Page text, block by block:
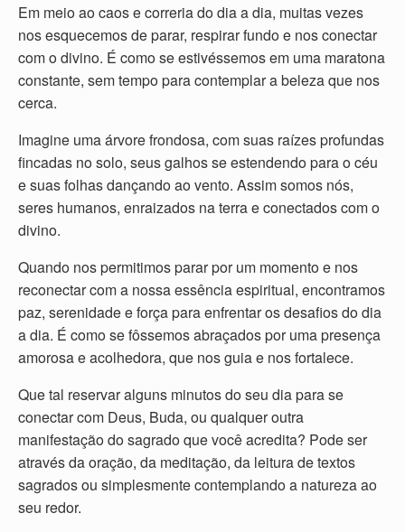
Em meio ao caos e correria do dia a dia, muitas vezes
nos esquecemos de parar, respirar fundo e nos conectar
com o divino. É como se estivéssemos em uma maratona
constante, sem tempo para contemplar a beleza que nos
cerca.
Imagine uma árvore frondosa, com suas raízes profundas
fincadas no solo, seus galhos se estendendo para o céu
e suas folhas dançando ao vento. Assim somos nós,
seres humanos, enraizados na terra e conectados com o
divino.
Quando nos permitimos parar por um momento e nos
reconectar com a nossa essência espiritual, encontramos
paz, serenidade e força para enfrentar os desafios do dia
a dia. É como se fôssemos abraçados por uma presença
amorosa e acolhedora, que nos guia e nos fortalece.
Que tal reservar alguns minutos do seu dia para se
conectar com Deus, Buda, ou qualquer outra
manifestação do sagrado que você acredita? Pode ser
através da oração, da meditação, da leitura de textos
sagrados ou simplesmente contemplando a natureza ao
seu redor.